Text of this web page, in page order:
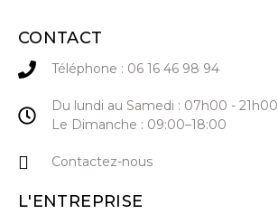
CONTACT
Téléphone : 06 16 46 98 94
Du lundi au Samedi : 07h00 - 21h00
Le Dimanche : 09:00–18:00
Contactez-nous
L'ENTREPRISE